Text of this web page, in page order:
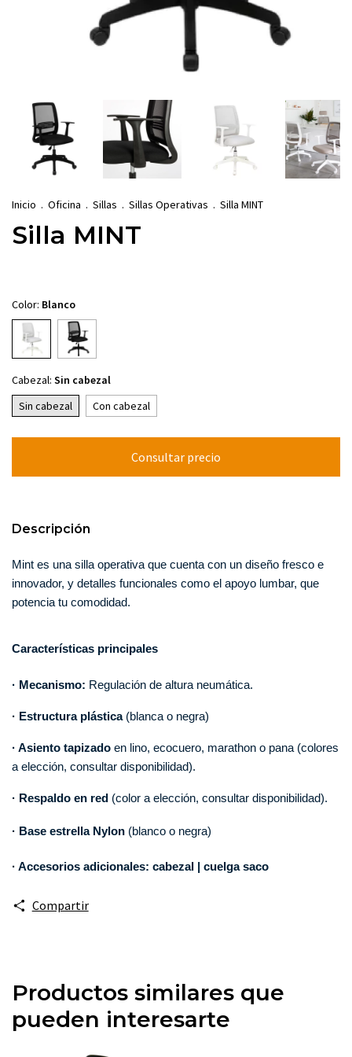
Inicio . Oficina . Sillas . Sillas Operativas . Silla MINT
Silla MINT
Color: Blanco
Cabezal: Sin cabezal
Sin cabezal
Con cabezal
Descripción
Mint es una silla operativa que cuenta con un diseño fresco e
innovador, y detalles funcionales como el apoyo lumbar, que
potencia tu comodidad.
Características principales
· Mecanismo: Regulación de altura neumática.
· Estructura plástica (blanca o negra)
· Asiento tapizado en lino, ecocuero, marathon o pana (colores
a elección, consultar disponibilidad).
· Respaldo en red (color a elección, consultar disponibilidad).
· Base estrella Nylon (blanco o negra)
· Accesorios adicionales: cabezal | cuelga saco
Compartir
Productos similares que
pueden interesarte